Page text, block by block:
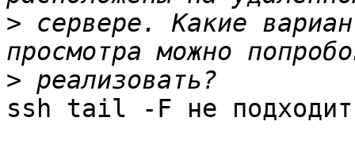
> сервере. Какие
>
ssh tail -F не